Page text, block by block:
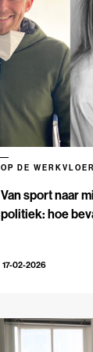
Van sport naar
politiek: hoe
OP DE WERKVLOER
17-02-2026